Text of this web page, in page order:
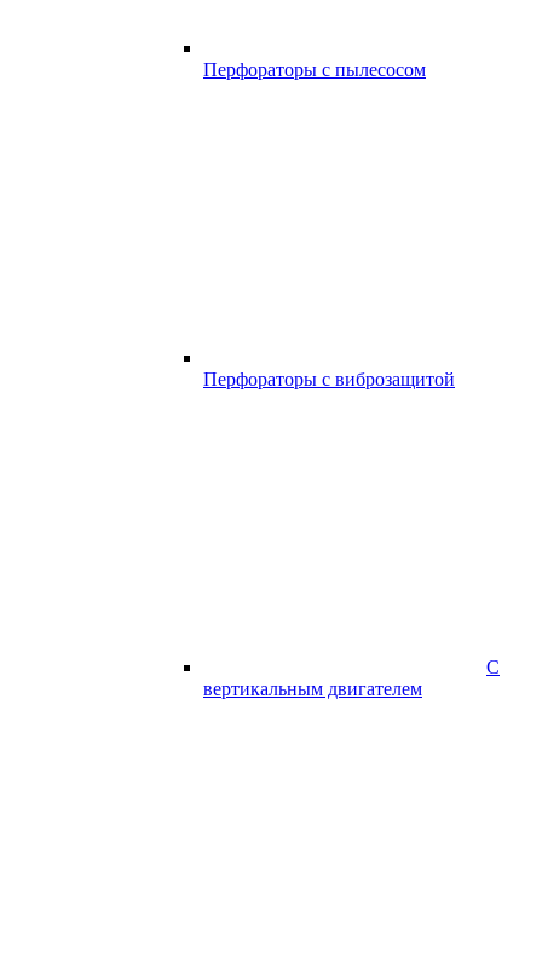
Перфораторы с пылесосом
Перфораторы с виброзащитой
С
вертикальным двигателем